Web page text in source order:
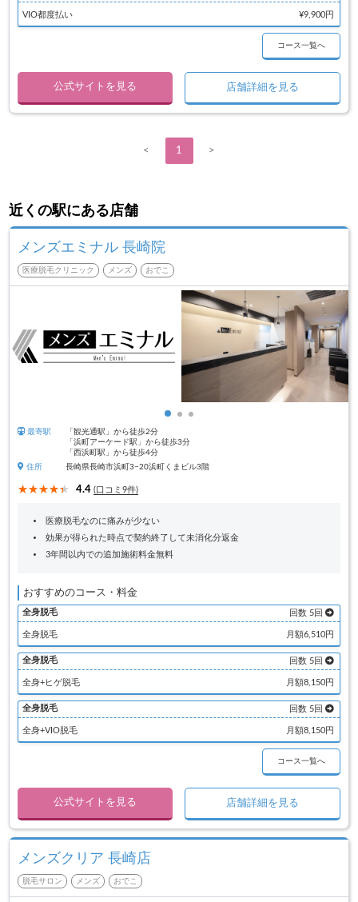
VIO都度払い ¥9,900円
コース一覧へ
公式サイトを見る 店舗詳細を見る
< 1 >
近くの駅にある店舗
メンズエミナル 長崎院
医療脱毛クリニック メンズ おでこ
最寄駅
「観光通駅」から徒歩2分
「浜町アーケード駅」から徒歩3分
「西浜町駅」から徒歩4分
住所
長崎県長崎市浜町3−20浜町くまビル3階
4.4 (口コミ9件)
医療脱毛なのに痛みが少ない
効果が得られた時点で契約終了して未消化分返金
3年間以内での追加施術料金無料
おすすめのコース・料金
全身脱毛 回数 5回
全身脱毛 月額6,510円
全身脱毛 回数 5回
全身+ヒゲ脱毛 月額8,150円
全身脱毛 回数 5回
全身+VIO脱毛 月額8,150円
コース一覧へ
公式サイトを見る 店舗詳細を見る
メンズクリア 長崎店
脱毛サロン メンズ おでこ